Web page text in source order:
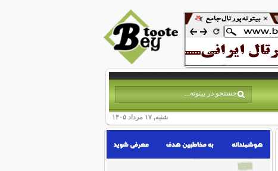
شنبه, ۱۷ مرداد ۱۴۰۵